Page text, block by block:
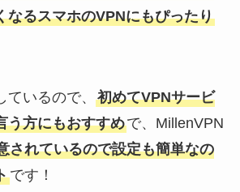
なるスマホのVPNにもぴったり
いるので、 初めてVPNサービ
う方にもおすすめで、MillenVPN
されているので設定も簡単なの
です！